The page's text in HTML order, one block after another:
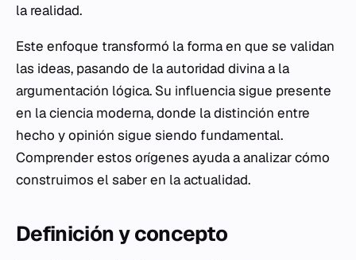
la realidad.
Este enfoque transformó la forma en que se validan
las ideas, pasando de la autoridad divina a la
argumentación lógica. Su influencia sigue presente
en la ciencia moderna, donde la distinción entre
hecho y opinión sigue siendo fundamental.
Comprender estos orígenes ayuda a analizar cómo
construimos el saber en la actualidad.
Definición y concepto